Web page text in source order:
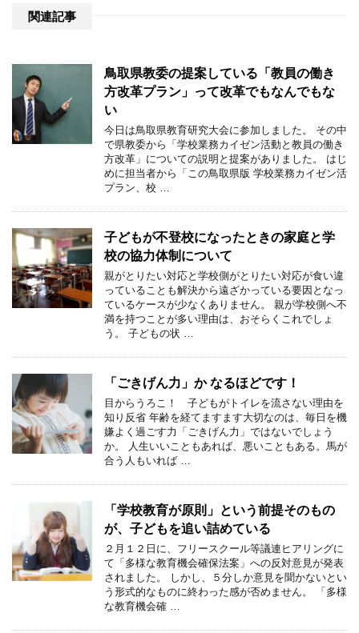
関連記事
鳥取県教委の提案している「教員の働き
方改革プラン」って改革でもなんでもな
い
今日は鳥取県教育研究大会に参加しました。 その中
で県教委から「学校業務カイゼン活動と教員の働き
方改革」についての説明と提案がありました。 はじ
めに担当者から「この鳥取県版 学校業務カイゼン活
プラン、校 …
子どもが不登校になったときの家庭と学
校の協力体制について
親がとりたい対応と学校側がとりたい対応が食い違
っていることも解決から遠ざかっている要因となっ
ているケースが少なくありません。 親が学校側へ不
満を持つことが多い理由は、おそらくこれでしょ
う。 子どもの状 …
「ごきげん力」か なるほどです！
目からうろこ！ 子どもがトイレを流さない理由を
知り反省 年齢を経てますます大切なのは、毎日を機
嫌よく過ごす力「ごきげん力」ではないでしょう
か。 人生いいこともあれば、悪いこともある。馬が
合う人もいれば …
「学校教育が原則」という前提そのもの
が、子どもを追い詰めている
２月１２日に、フリースクール等議連ヒアリングに
て「多様な教育機会確保法案」への反対意見が発表
されました。 しかし、５分しか意見を聞かないとい
う形式的なものに終わった感が否めません。 「多様
な教育機会確 …